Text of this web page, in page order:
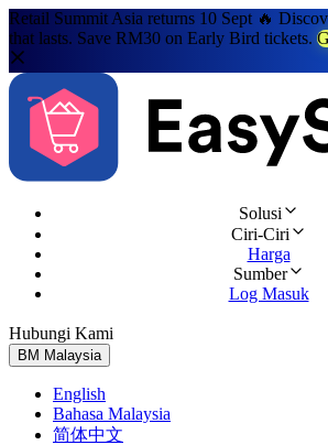
Retail Summit Asia returns 10 Sept 🔥
that lasts. Save RM30 on Early Bird tickets.
Solusi
Ciri-Ciri
Harga
Sumber
Log Masuk
Hubungi Kami
BM Malaysia
English
Bahasa Malaysia
简体中文